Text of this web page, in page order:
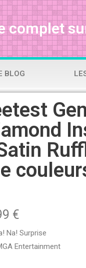
complet
BLOG
€
Na! Surprise
Entertainment